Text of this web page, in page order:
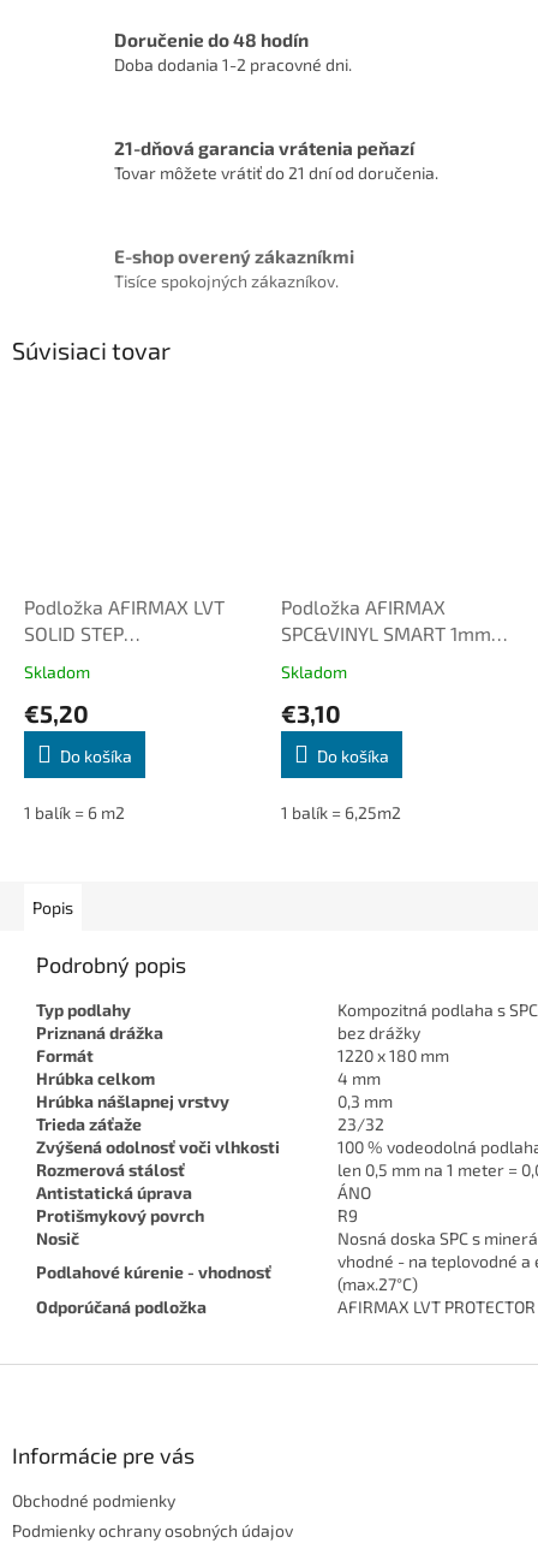
Doručenie do 48 hodín
Doba dodania 1-2 pracovné dni.
21-dňová garancia vrátenia peňazí
Tovar môžete vrátiť do 21 dní od doručenia.
E-shop overený zákazníkmi
Tisíce spokojných zákazníkov.
Súvisiaci tovar
Podložka AFIRMAX LVT
SOLID STEP
parozábranou
Skladom
€5,20
Do košíka
1 balík = 6 m2
Podložka AFIRMAX
SPC&VINYL SMART 1mm
lepiacou páskou
Skladom
€3,10
Do košíka
1 balík = 6,25m2
Popis
Podrobný popis
Typ podlahy
Kompozitná podlaha s
Priznaná drážka
bez drážky
Formát
1220 x 180 mm
Hrúbka celkom
4 mm
Hrúbka nášlapnej vrstvy
0,3 mm
Trieda záťaže
23/32
Zvýšená odolnosť voči vlhkosti
100 % vodeodolná
Rozmerová stálosť
len 0,5 mm na 1 meter =
Antistatická úprava
ÁNO
Protišmykový povrch
R9
Nosič
Nosná doska SPC s
Podlahové kúrenie - vhodnosť
vhodné - na teplovodné
(max.27°C)
Odporúčaná podložka
AFIRMAX LVT PROTECTOR
Informácie pre vás
Obchodné podmienky
Podmienky ochrany osobných údajov